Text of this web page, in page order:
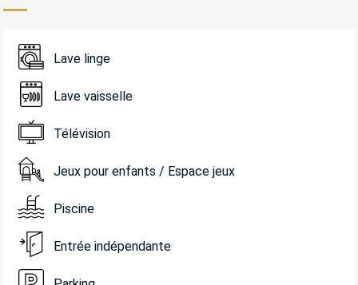
Lave linge
Lave vaisselle
Télévision
Jeux pour enfants / Espace jeux
Piscine
Entrée indépendante